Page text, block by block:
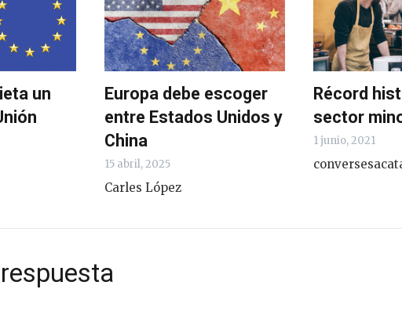
un
Europa debe escoger
entre Estados Unidos y
China
15 abril, 2025
Carles López
Récord
sector
1 junio, 2021